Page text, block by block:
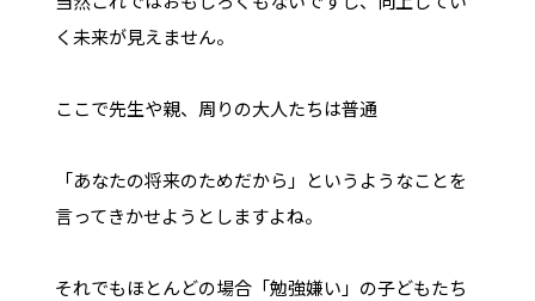
く未来が見えません。
ここで先生や親、周りの大人たちは普通
「あなたの将来のためだから」というようなことを
言ってきかせようとしますよね。
それでもほとんどの場合「勉強嫌い」の子どもたち